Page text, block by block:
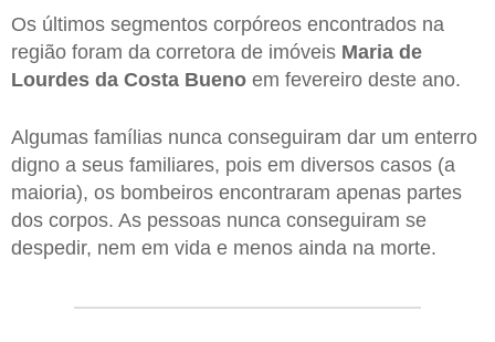
Os últimos segmentos corpóreos encontrados na
região foram da corretora de imóveis Maria de
Lourdes da Costa Bueno em fevereiro deste ano.
Algumas famílias nunca conseguiram dar um enterro
digno a seus familiares, pois em diversos casos (a
maioria), os bombeiros encontraram apenas partes
dos corpos. As pessoas nunca conseguiram se
despedir, nem em vida e menos ainda na morte.